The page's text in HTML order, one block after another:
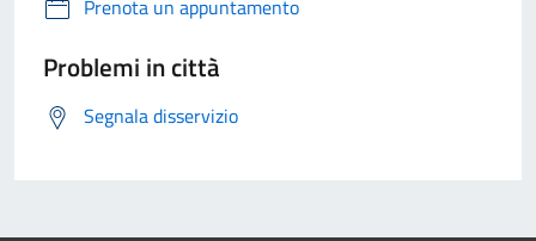
Prenota un appuntamento
Problemi in città
Segnala disservizio